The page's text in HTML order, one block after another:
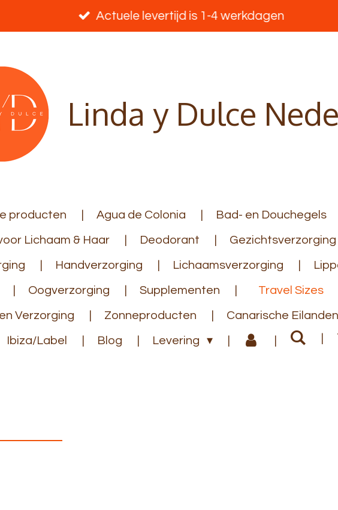
Actuele levertijd is 1-4 werkdagen
Linda y Dulce
producten Agua de Colonia Bad- en Douchegels
Lichaam & Haar Deodorant Gezichtsverzorging
Handverzorging Lichaamsverzorging
Oogverzorging Supplementen Travel Sizes
Verzorging Zonneproducten Canarische Eilanden
Ibiza/Label Blog Levering